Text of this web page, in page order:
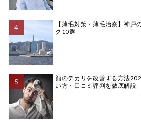
【薄毛対策・薄毛治療】神戸
ク10選
顔のテカリを改善する方法
い方・口コミ評判を徹底解説